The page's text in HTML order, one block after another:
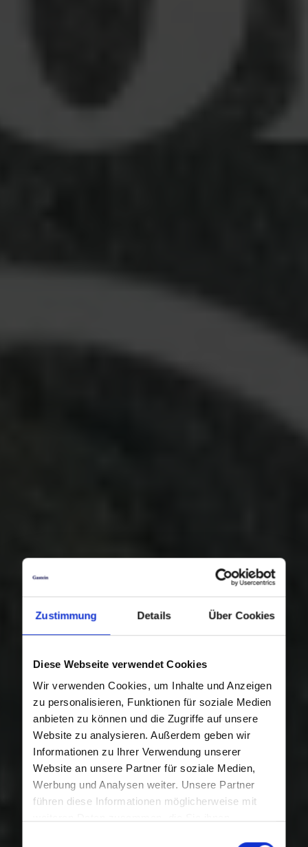
Zustimmung Details Über Cookies
Diese Webseite verwendet Cookies
Wir verwenden Cookies, um Inhalte und Anzeigen
zu personalisieren, Funktionen für soziale Medien
anbieten zu können und die Zugriffe auf unsere
Website zu analysieren. Außerdem geben wir
Informationen zu Ihrer Verwendung unserer
Website an unsere Partner für soziale Medien,
Werbung und Analysen weiter. Unsere Partner
führen diese Informationen möglicherweise mit